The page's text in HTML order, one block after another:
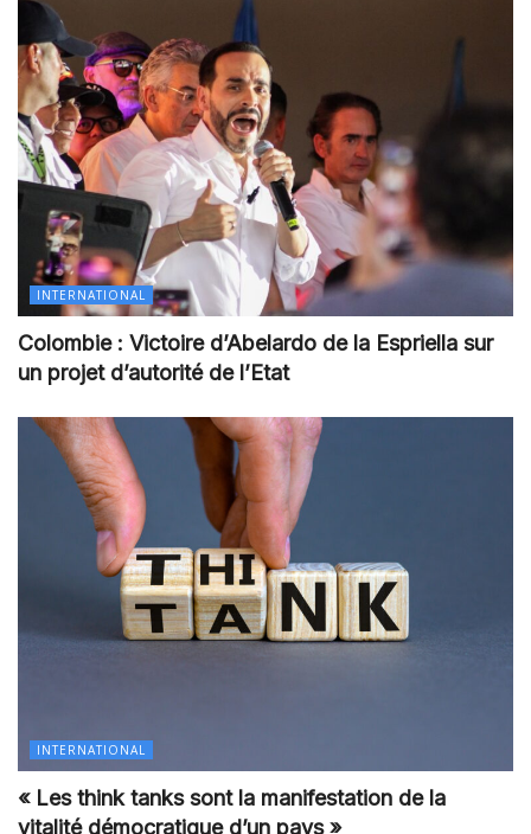
INTERNATIONAL
Colombie : Victoire d’Abelardo de la Espriella sur
un projet d’autorité de l’Etat
INTERNATIONAL
« Les think tanks sont la manifestation de la
vitalité démocratique d’un pays »